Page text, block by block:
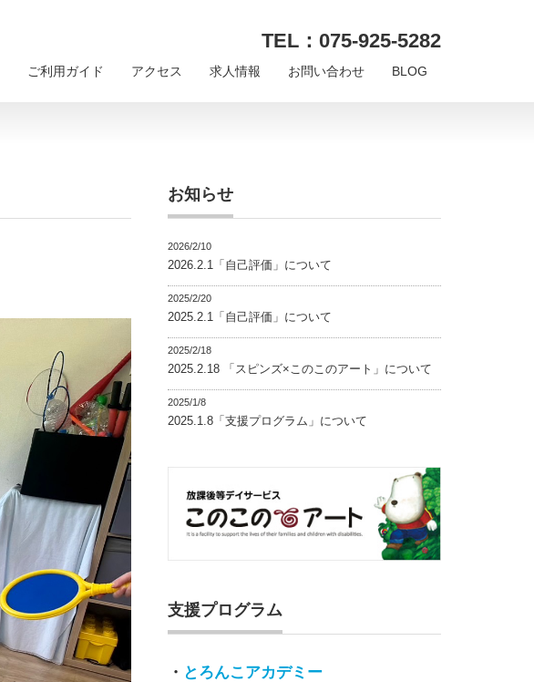
TEL：075-925-5282
ご利用ガイド アクセス 求人情報 お問い合わせ BLOG
お知らせ
2026/2/10
2026.2.1「自己評価」について
2025/2/20
2025.2.1「自己評価」について
2025/2/18
2025.2.18 「スピンズ×このこのアート」について
2025/1/8
2025.1.8「支援プログラム」について
支援プログラム
・ とろんこアカデミー